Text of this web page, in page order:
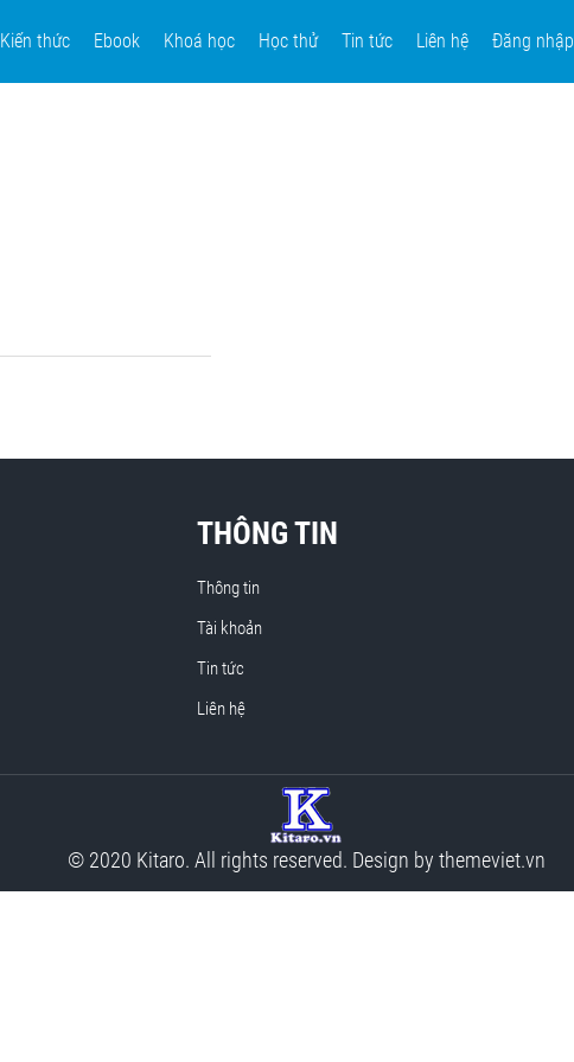
Kiến thức Ebook Khoá học Học thử Tin tức Liên hệ Đăng nhập
THÔNG TIN
Thông tin
Tài khoản
Tin tức
Liên hệ
© 2020 Kitaro. All rights reserved. Design by themeviet.vn